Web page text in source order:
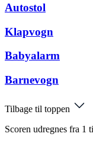
Autostol
Klapvogn
Babyalarm
Barnevogn
Tilbage til toppen
Scoren udregnes fra 1